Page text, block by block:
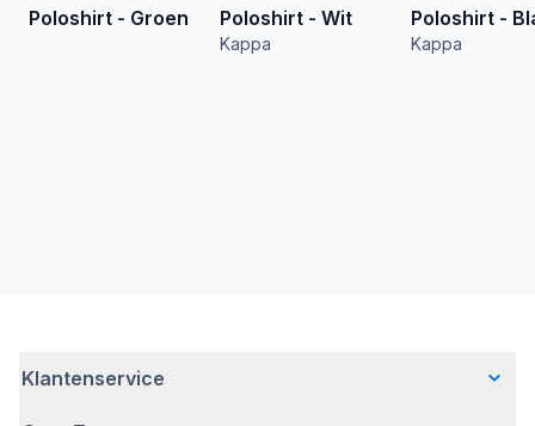
Poloshirt - Groen Poloshirt - Wit
Kappa
Poloshirt -
Kappa
Klantenservice